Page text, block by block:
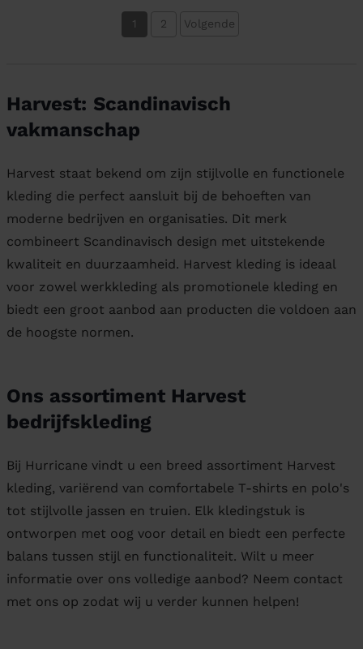
1 2 Volgende
Harvest: Scandinavisch
vakmanschap
Harvest staat bekend om zijn stijlvolle en functionele
kleding die perfect aansluit bij de behoeften van
moderne bedrijven en organisaties. Dit merk
combineert Scandinavisch design met uitstekende
kwaliteit en duurzaamheid. Harvest kleding is ideaal
voor zowel werkkleding als promotionele kleding en
biedt een groot aanbod aan producten die voldoen aan
de hoogste normen.
Ons assortiment Harvest
bedrijfskleding
Bij Hurricane vindt u een breed assortiment Harvest
kleding, variërend van comfortabele T-shirts en polo's
tot stijlvolle jassen en truien. Elk kledingstuk is
ontworpen met oog voor detail en biedt een perfecte
balans tussen stijl en functionaliteit. Wilt u meer
informatie over ons volledige aanbod? Neem contact
met ons op zodat wij u verder kunnen helpen!